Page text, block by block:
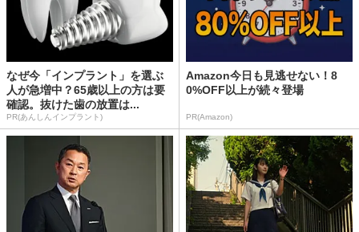
なぜ今「インプラント」を選ぶ
人が急増中？65歳以上の方は要
確認。抜けた歯の放置は...
PR(あんしんインプラント)
Amazon今日も見逃せない！8
0%OFF以上が続々登場
PR(Amazon)